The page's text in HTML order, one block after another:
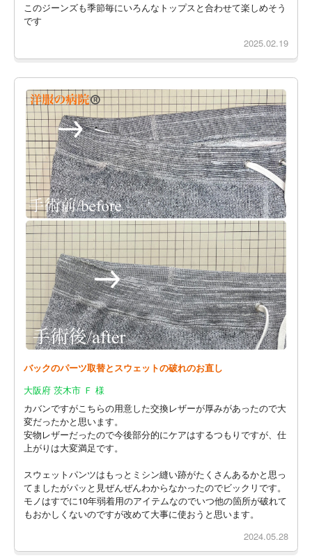
このジーンズも季節毎にいろんなトップスと合わせて楽しめそう
です
2025.02.19
バックのパーツ取替とスウェットの破れのお直し
大阪府 茨木市 Ｆ 様
カバンですがこちらの用意した交換レザーが厚みがあったので大
変だったかと思います。
安物レザーだったので今後部分的にケアはするつもりですが、仕
上がりは大変満足です。
スウェットパンツはもっとミシン縫い跡がたくさんあるかと思っ
てましたがパッと見ぜんぜんわからなかったのでビックリです。
モノはすでに10年弱着用のアイテムなのでいつ他の箇所が破れて
もおかしくないのですが改めて大事に使おうと思います。
2024.05.28